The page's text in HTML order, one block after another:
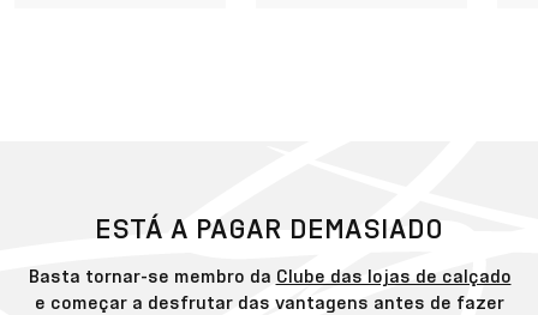
ESTÁ A PAGAR DEMASIADO
Basta tornar-se membro da Clube das lojas de calçado
e começar a desfrutar das vantagens antes de fazer